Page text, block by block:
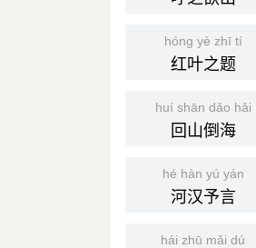
hóng yè zhī tí
红叶之题
huí shān dǎo hǎi
回山倒海
hé hàn yú yán
河汉予言
hái zhū mǎi dú